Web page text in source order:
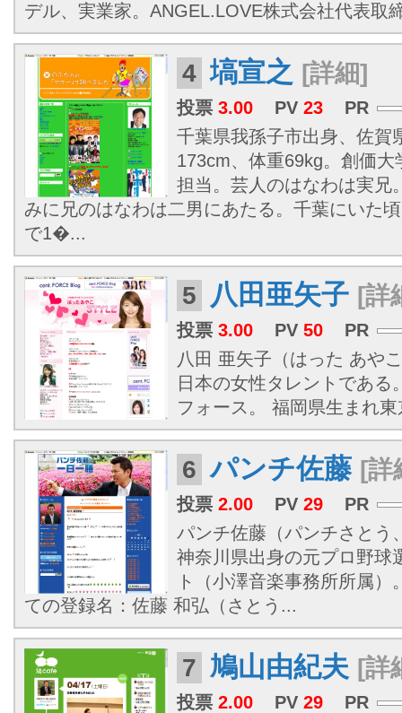
デル、実業家。ANGEL.LOVE株式会社代表取
4 塙宣之 [詳細]
投票 3.00 PV 23
PR
千葉県我孫子市出身、佐賀
173cm、体重69kg。創価
担当。芸人のはなわは実兄
みに兄のはなわは二男にあたる。千葉にいた
で1�...
5 八田亜矢子 [詳
投票 3.00 PV 50
PR
八田 亜矢子（はった あや
日本の女性タレントであ
フォース。 福岡県生まれ
6 パンチ佐藤 [詳
投票 2.00 PV 29
PR
パンチ佐藤（パンチさとう
神奈川県出身の元プロ野球
ト（小澤音楽事務所所属
ての登録名：佐藤 和弘（さとう...
7 鳩山由紀夫 [詳
投票 2.00 PV 29
PR